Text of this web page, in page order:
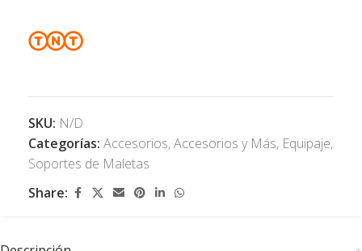
SKU: N/D
Categorías: Accesorios,Accesorios y Más, Equipaje,
Soportes de Maletas
Share: